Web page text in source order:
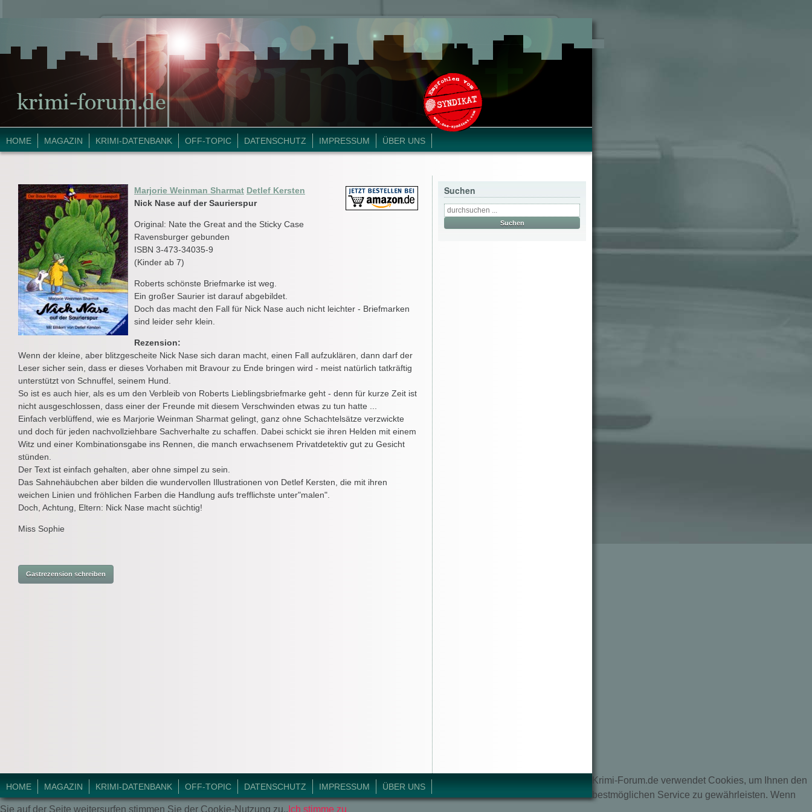
HOME MAGAZIN KRIMI-DATENBANK OFF-TOPIC DATENSCHUTZ IMPRESSUM ÜBER UNS
Marjorie Weinman Sharmat Detlef Kersten
Nick Nase auf der Saurierspur
Original: Nate the Great and the Sticky Case
Ravensburger gebunden
ISBN 3-473-34035-9
(Kinder ab 7)
Roberts schönste Briefmarke ist weg.
Ein großer Saurier ist darauf abgebildet.
Doch das macht den Fall für Nick Nase auch nicht leichter - Briefmarken
sind leider sehr klein.
Rezension:
Wenn der kleine, aber blitzgescheite Nick Nase sich daran macht, einen Fall aufzuklären, dann darf der
Leser sicher sein, dass er dieses Vorhaben mit Bravour zu Ende bringen wird - meist natürlich tatkräftig
unterstützt von Schnuffel, seinem Hund.
So ist es auch hier, als es um den Verbleib von Roberts Lieblingsbriefmarke geht - denn für kurze Zeit ist
nicht ausgeschlossen, dass einer der Freunde mit diesem Verschwinden etwas zu tun hatte ...
Einfach verblüffend, wie es Marjorie Weinman Sharmat gelingt, ganz ohne Schachtelsätze verzwickte
und doch für jeden nachvollziehbare Sachverhalte zu schaffen. Dabei schickt sie ihren Helden mit einem
Witz und einer Kombinationsgabe ins Rennen, die manch erwachsenem Privatdetektiv gut zu Gesicht
stünden.
Der Text ist einfach gehalten, aber ohne simpel zu sein.
Das Sahnehäubchen aber bilden die wundervollen Illustrationen von Detlef Kersten, die mit ihren
weichen Linien und fröhlichen Farben die Handlung aufs trefflichste unter"malen".
Doch, Achtung, Eltern: Nick Nase macht süchtig!
Miss Sophie
Suchen
HOME MAGAZIN KRIMI-DATENBANK OFF-TOPIC DATENSCHUTZ IMPRESSUM ÜBER UNS
© 2018 Krimi-Forum.
Krimi-Forum.de verwendet Cookies, um Ihnen den
bestmöglichen Service zu gewährleisten. Wenn
Sie auf der Seite weitersurfen stimmen Sie der Cookie-Nutzung zu.. Ich stimme zu